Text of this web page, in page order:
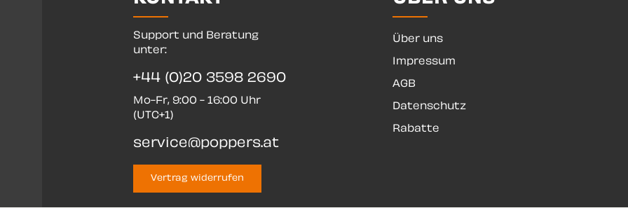
Support und Beratung
unter:
+44 (0)20 3598 2690
Mo-Fr, 9:00 - 16:00 Uhr
(UTC+1)
service@poppers.at
Vertrag widerrufen
Über uns
Impressum
AGB
Datenschutz
Rabatte